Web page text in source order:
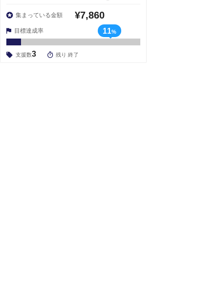
集まっている金額 ¥7,860
目標達成率 11%
支援数3 残り 終了